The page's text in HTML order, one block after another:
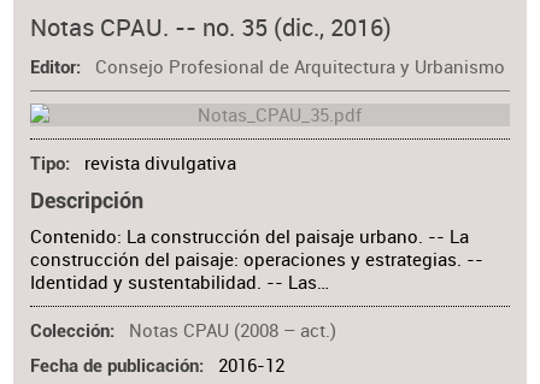
Notas CPAU. -- no. 35 (dic., 2016)
Editor Consejo Profesional de Arquitectura y Urbanismo
Tipo revista divulgativa
Descripción
Contenido: La construcción del paisaje urbano. -- La
construcción del paisaje: operaciones y estrategias. --
Identidad y sustentabilidad. -- Las…
Colección Notas CPAU (2008 – act.)
Fecha de publicación 2016-12